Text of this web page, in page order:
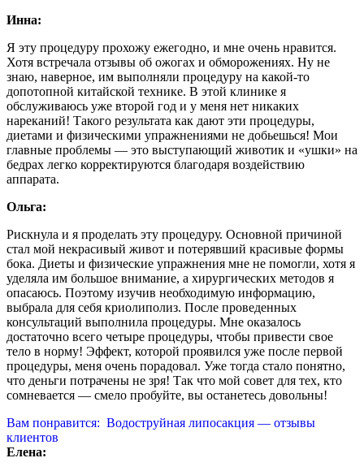
Инна:
Я эту процедуру прохожу ежегодно, и мне очень нравится.
Хотя встречала отзывы об ожогах и обморожениях. Ну не
знаю, наверное, им выполняли процедуру на какой-то
допотопной китайской технике. В этой клинике я
обслуживаюсь уже второй год и у меня нет никаких
нареканий! Такого результата как дают эти процедуры,
диетами и физическими упражнениями не добьешься! Мои
главные проблемы — это выступающий животик и «ушки» на
бедрах легко корректируются благодаря воздействию
аппарата.
Ольга:
Рискнула и я проделать эту процедуру. Основной причиной
стал мой некрасивый живот и потерявший красивые формы
бока. Диеты и физические упражнения мне не помогли, хотя я
уделяла им большое внимание, а хирургических методов я
опасаюсь. Поэтому изучив необходимую информацию,
выбрала для себя криолиполиз. После проведенных
консультаций выполнила процедуры. Мне оказалось
достаточно всего четыре процедуры, чтобы привести свое
тело в норму! Эффект, которой проявился уже после первой
процедуры, меня очень порадовал. Уже тогда стало понятно,
что деньги потрачены не зря! Так что мой совет для тех, кто
сомневается — смело пробуйте, вы останетесь довольны!
Вам понравится: Водоструйная липосакция — отзывы
клиентов
Елена: